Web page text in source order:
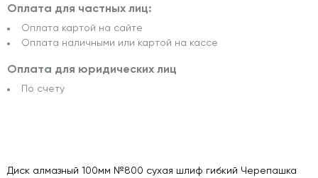
Оплата для частных лиц:
Оплата картой на сайте
Оплата наличными или картой на кассе
Оплата для юридических лиц
По счету
Диск алмазный 100мм №800 сухая шлиф гибкий Черепашка